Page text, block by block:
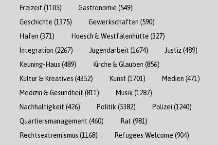
Freizeit (1105) Gastronomie (549)
Geschichte (1375) Gewerkschaften (590)
Hafen (371) Hoesch & Westfalenhütte (327)
Integration (2267) Jugendarbeit (1674) Justiz(489)
Keuning-Haus (489) Kirche & Glauben (856)
Kultur & Kreatives (4352) Kunst (1701) Medien (471)
Medizin & Gesundheit (811) Musik(1287)
Nachhaltigkeit (426) Politik(5382) Polizei (1240)
Quartiersmanagement (460) Rat (981)
Rechtsextremismus (1168) Refugees Welcome (904)